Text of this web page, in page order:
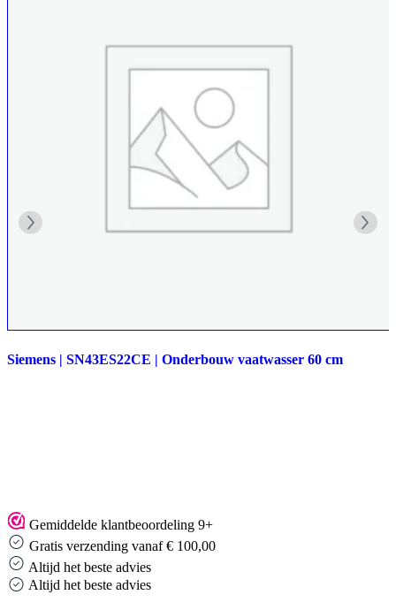
Siemens | SN43ES22CE | Onderbouw vaatwasser 60 cm
Gemiddelde klantbeoordeling 9+
Gratis verzending vanaf € 100,00
Altijd het beste advies
Altijd het beste advies